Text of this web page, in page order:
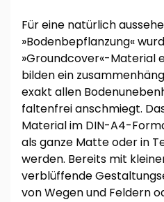
Für eine natürlich
»Bodenbepflanzung«
»Groundcover«-Material
bilden ein
exakt allen
faltenfrei anschmiegt.
Material im DIN-A4-
als ganze Matte oder in
werden. Bereits mit
verblüffende
von Wegen und Feldern